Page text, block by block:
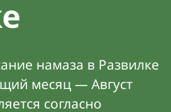
намаза в Развилке
месяц — Август
согласно